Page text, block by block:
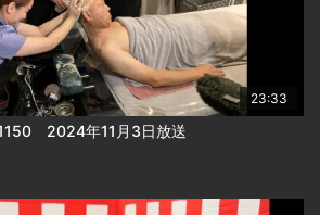
23:33
2024年11月3日放送